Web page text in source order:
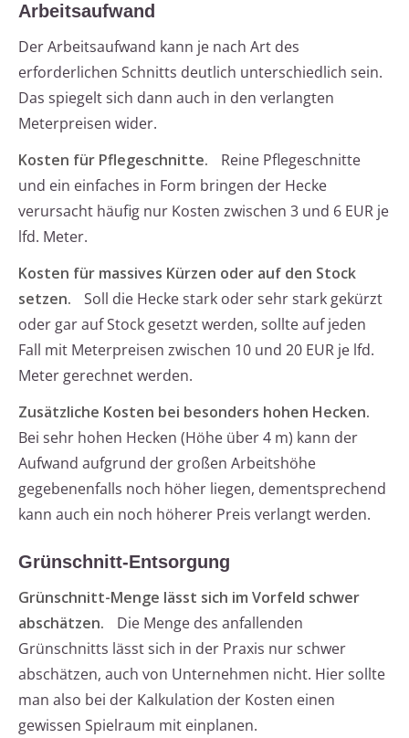
Arbeitsaufwand
Der Arbeitsaufwand kann je nach Art des
erforderlichen Schnitts deutlich unterschiedlich sein.
Das spiegelt sich dann auch in den verlangten
Meterpreisen wider.
Kosten für Pflegeschnitte.
Reine Pflegeschnitte
und ein einfaches in Form bringen der Hecke
verursacht häufig nur Kosten zwischen 3 und 6 EUR je
lfd. Meter.
Kosten für massives Kürzen oder auf den Stock
setzen.
Soll die Hecke stark oder sehr stark gekürzt
oder gar auf Stock gesetzt werden, sollte auf jeden
Fall mit Meterpreisen zwischen 10 und 20 EUR je lfd.
Meter gerechnet werden.
Zusätzliche Kosten bei besonders hohen Hecken.
Bei sehr hohen Hecken (Höhe über 4 m) kann der
Aufwand aufgrund der großen Arbeitshöhe
gegebenenfalls noch höher liegen, dementsprechend
kann auch ein noch höherer Preis verlangt werden.
Grünschnitt-Entsorgung
Grünschnitt-Menge lässt sich im Vorfeld schwer
abschätzen.
Die Menge des anfallenden
Grünschnitts lässt sich in der Praxis nur schwer
abschätzen, auch von Unternehmen nicht. Hier sollte
man also bei der Kalkulation der Kosten einen
gewissen Spielraum mit einplanen.